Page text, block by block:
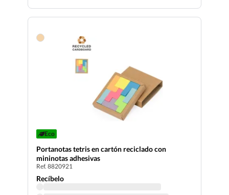
Eco
Portanotas tetris en cartón reciclado con
mininotas adhesivas
Ref. 8820921
Recíbelo